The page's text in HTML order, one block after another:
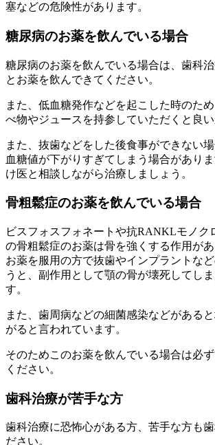
塞などの危険性があります。
糖尿病のお薬を飲んでいる場合
糖尿病のお薬を飲んでいる場合は、歯科
とお薬を飲んできてください。
また、低血糖発作などを起こした時のた
べ物やジュースを持参していただくと良い
また、抜歯などをした後食事ができない
血糖値が下がりすぎてしまう場合があり
け医と相談しながら治療しましょう。
骨粗鬆症のお薬を飲んでいる場合
ビスフォスフォネートや抗RANKLモノク
の骨粗鬆症のお薬は骨を強くする作用が
お薬を服用の方で抜歯やインプラントな
うと、副作用として顎の骨が壊死してし
す。
また、歯周病などの細菌感染などがある
がると言われています。
そのためこのお薬を飲んでいる場合は必
ください。
歯科治療が苦手な方
歯科治療に恐怖心がある方、苦手な方も
ださい。